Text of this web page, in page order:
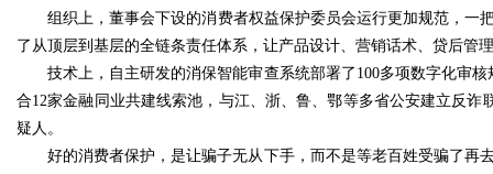
组织上，董事会下设的消费者权益保护委员会运行更加规范，
了从顶层到基层的全链条责任体系，让产品设计、营销话术、贷后管
技术上，自主研发的消保智能审查系统部署了100多项数字化审
合12家金融同业共建线索池，与江、浙、鲁、鄂等多省公安建立反
疑人。
好的消费者保护，是让骗子无从下手，而不是等老百姓受骗了再